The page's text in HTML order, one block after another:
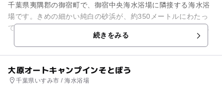
千葉県夷隅郡の御宿町で、御宿中央海水浴場に隣接する海水浴
場です。きめの細かい純白の砂浜が、約350メートルにわたっ
て続き、月の沙漠とも呼ばれています。白い砂浜が接すると青
い海は、遠浅で穏やかな波...続きをみる
大原オートキャンプインそとぼう
千葉県いすみ市 / 海水浴場